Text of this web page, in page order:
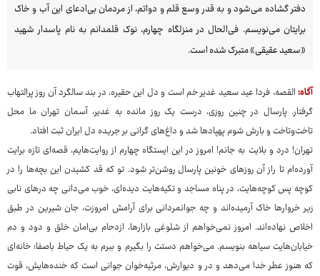
دفتر گشاده می‌شود و به قدر وسع قلم و دواتم، از مردمان بی‌ادعای این آب و خاک
برایتان می‌نویسم. فی‌الحال در منزلگاه چهارم، نوک قلمدانم به نام پاسدار شهید
«سعید عقیقی» متبرک شده است.
آگاه:القصه، فردا عید سعید غدیر خم است و دل این حقیره، در بند سالگرد آن روز پرالتهاب
گرفتار. پارسال در چنین روزی، درست یک روز مانده به غدیر، آسمان تهران ما محل
تاخت‌وتاخت و بارش شوم پهپادها شد و داغ‌های گرانی بر جریده دل ایران ثبت افتاد.
تهران! درد و بلایت به جانم! امروز در این ایستگاه چهارم از روایت‌هایم، قصه‌ای تازه برایت
آورده‌ام تا راز آن روزهای خونین پارسال روشن‌تر شود. تو که قد کشیدن این بچه‌ها را در
کوچه پس کوچه‌هایت، در پناه مساجد و تکیه‌هایت دیده‌ای، خوب می‌دانی چه درهای نابی
زیر خروارها خاک آرمیده‌اند و چه جوانمردانی برای آرامش امروزت، جان شیرین در طبق
اخلاص نهاده‌اند. امروز نمی‌خواهم از شلوغی بازارها، ازدحام بی‌امان خلق و دود و دم
خیابان‌هایت سیاهه بنویسم. می‌خواهم دستت را بگیرم و ببرم به یک حیاط باصفا؛ خانه‌ای
که هنوز عطر خدا می‌دهد و در و دیوارش، مرثیه‌خوان جوانی است که خنده‌هایش، قوت